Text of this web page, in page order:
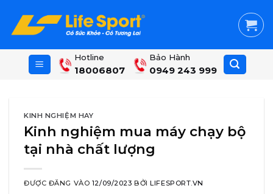
content
Hotline
18006807
Bảo Hành
0949 243 999
KINH NGHIỆM HAY
Kinh nghiệm mua máy chạy bộ
tại nhà chất lượng
ĐƯỢC ĐĂNG VÀO 12/09/2023 BỞILIFESPORT.VN